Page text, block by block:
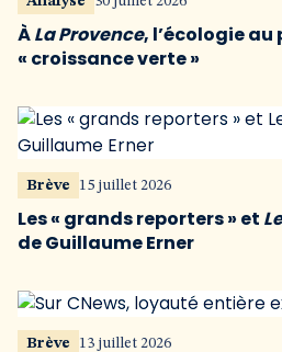
ÀLa Provence, l’écologie au
« croissance verte »
Brève 15 juillet 2026
Les « grands reporters » et
de Guillaume Erner
Brève 13 juillet 2026